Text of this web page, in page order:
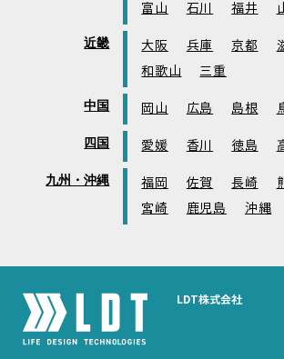
富山
石川 福井
近畿 大阪 兵庫 京都
和歌山
三重
中国 岡山 広島 島根
四国 愛媛 香川 徳島
九州・沖縄 福岡 佐賀 長崎
宮崎
鹿児島 沖縄
LDT株式会社